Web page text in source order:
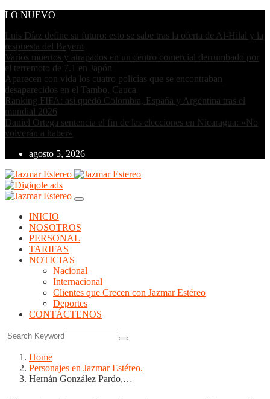
LO NUEVO
Luis Díaz define su futuro: esto se sabe tras la oferta de Al-Hilal y la
respuesta del Bayern
Varios muertos y atrapados en un centro comercial derrumbado por
el terremoto de 7.1 en Japón
Aparecen con vida los cuatro policías que se encontraban
desaparecidos en el Tambo, Cauca
Ranking FIFA: así quedó Colombia, España y Argentina tras el
mundial 2026
Daniel Ortega sentencia el fin de las elecciones en Nicaragua: «No
volverán a haber»
agosto 5, 2026
INICIO
NOSOTROS
PERSONAL
TARIFAS
NOTICIAS
Nacional
Internacional
Clientes que Crecen con Jazmar Estéreo
Deportes
CONTÁCTENOS
Home
Personajes en Jazmar Estéreo.
Hernán González Pardo,…